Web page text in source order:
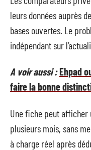
leurs données auprès
bases ouvertes. Le
indépendant sur
A voir aussi :Ehpad
faire la bonne
Une fiche peut
plusieurs mois, sans
à charge réel après